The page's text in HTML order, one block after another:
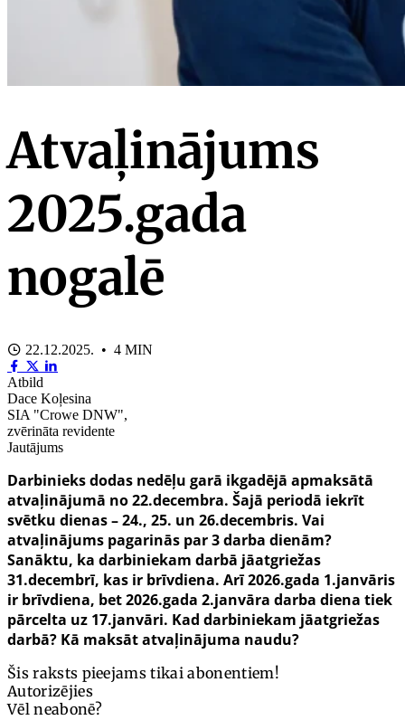
Atvaļinājums
2025.gada
nogalē
22.12.2025. • 4 MIN
Atbild
Dace Koļesina
SIA "Crowe DNW",
zvērināta revidente
Jautājums
Darbinieks dodas nedēļu garā ikgadējā apmaksātā
atvaļinājumā no 22.decembra. Šajā periodā iekrīt
svētku dienas – 24., 25. un 26.decembris. Vai
atvaļinājums pagarinās par 3 darba dienām?
Sanāktu, ka darbiniekam darbā jāatgriežas
31.decembrī, kas ir brīvdiena. Arī 2026.gada 1.janvāris
ir brīvdiena, bet 2026.gada 2.janvāra darba diena tiek
pārcelta uz 17.janvāri. Kad darbiniekam jāatgriežas
darbā? Kā maksāt atvaļinājuma naudu?
Šis raksts pieejams tikai abonentiem!
Autorizējies
Vēl neabonē?